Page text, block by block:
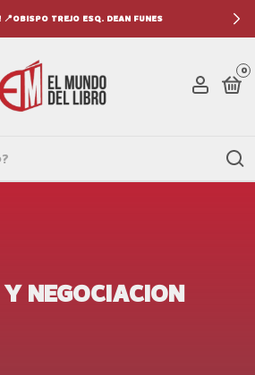
📍OBISPO TREJO ESQ. DEAN FUNES
0
NEGOCIACION